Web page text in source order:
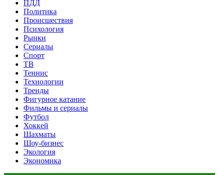
ПДД
Политика
Происшествия
Психология
Рынки
Сериалы
Спорт
ТВ
Теннис
Технологии
Тренды
Фигурное катание
Фильмы и сериалы
Футбол
Хоккей
Шахматы
Шоу-бизнес
Экология
Экономика